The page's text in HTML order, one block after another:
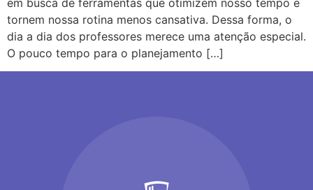
em busca de ferramentas que otimizem nosso tempo e
tornem nossa rotina menos cansativa. Dessa forma, o
dia a dia dos professores merece uma atenção especial.
O pouco tempo para o planejamento […]